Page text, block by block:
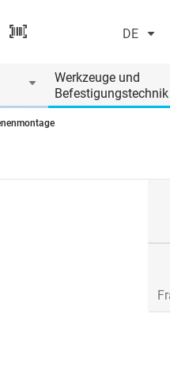
DE
Werkzeuge und
Befestigungstechnik